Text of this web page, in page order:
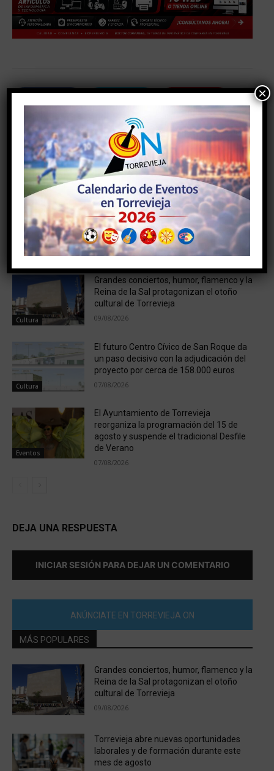
Artículo anterior
Algunos alcaldes se
«retratan» ante los
trabajadores del hospital de
Torrevieja
Artículo siguiente
Ander Martin de remo
olimpico
NOTICIAS RELACIONADAS
Cultura
Grandes conciertos, humor, flamenco y la
Reina de la Sal protagonizan el otoño
cultural de Torrevieja
09/08/2026
Cultura
El futuro Centro Cívico de San Roque da
un paso decisivo con la adjudicación del
proyecto por cerca de 158.000 euros
07/08/2026
Eventos
El Ayuntamiento de Torrevieja
reorganiza la programación del 15 de
agosto y suspende el tradicional Desfile
de Verano
07/08/2026
DEJA UNA RESPUESTA
INICIAR SESIÓN PARA DEJAR UN COMENTARIO
ANÚNCIATE EN TORREVIEJA ON
MÁS POPULARES
Grandes conciertos, humor, flamenco y la
Reina de la Sal protagonizan el otoño
cultural de Torrevieja
09/08/2026
Torrevieja abre nuevas oportunidades
laborales y de formación durante este
mes de agosto
×